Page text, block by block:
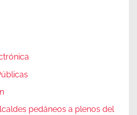
pedáneos a plenos del